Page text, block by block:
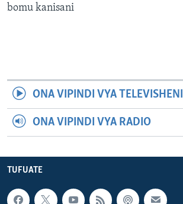
bomu kanisani
ONA VIPINDI VYA TELEVISHENI
ONA VIPINDI VYA RADIO
TUFUATE